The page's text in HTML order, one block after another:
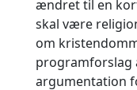
ændret til en
skal være
om
argumentation